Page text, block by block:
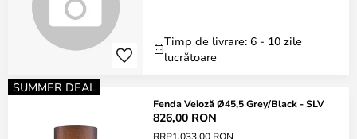
Timp de livrare: 6 - 10 zile
lucrătoare
SUMMER DEAL
Fenda Veioză Ø45,5 Grey/Black - SLV
826,00 RON
RRP1.033,00 RON